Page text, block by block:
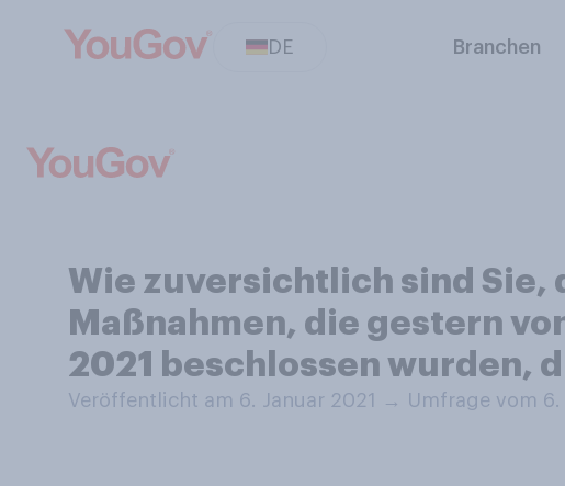
DE Branchen
Wie zuversichtlich sind Sie,
Maßnahmen, die gestern
2021 beschlossen wurden,
Veröffentlicht am 6. Januar 2021 → Umfrage vom 6.